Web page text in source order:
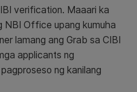
verification. Maaari ka
NBI Office upang kumuha
lamang ang Grab sa CIBI
applicants ng
ng kanilang